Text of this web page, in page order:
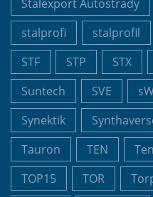
Stalexport Autostrady
stalprofi
stalprofil
STF
STP STX
Suntech
SVE
Synektik
Tauron
TEN
TOP15
TOR